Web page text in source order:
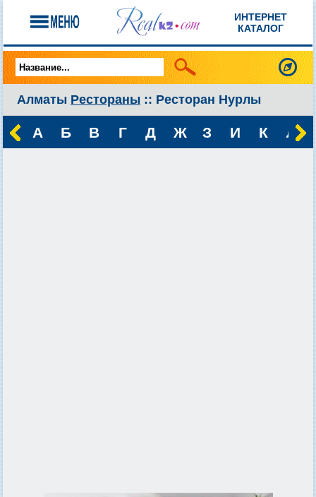
ИНТЕРНЕТ
КАТАЛОГ
Алматы Рестораны :: Ресторан Нурлы
А Б В Г Д Ж З И К Л